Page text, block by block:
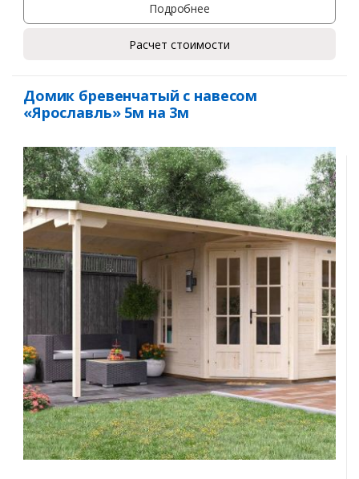
Подробнее
Расчет стоимости
Домик бревенчатый с навесом
«Ярославль» 5м на 3м